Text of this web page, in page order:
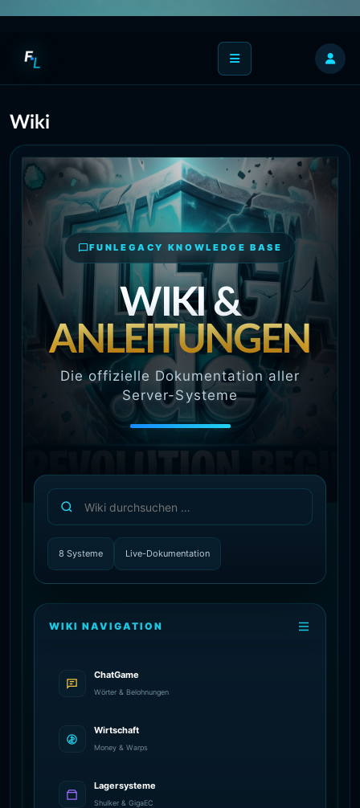
FL
Wiki
FUNLEGACY KNOWLEDGE BASE
WIKI &
ANLEITUNGEN
Die offizielle Dokumentation aller
Server-Systeme
8 Systeme Live-Dokumentation
WIKI NAVIGATION
ChatGame
Wörter & Belohnungen
Wirtschaft
Money & Warps
Lagersysteme
Shulker & GigaEC